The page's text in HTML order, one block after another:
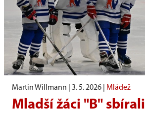
Martin Willmann | 3. 5. 2026 Mládež
Mladší žáci "B" sbírali